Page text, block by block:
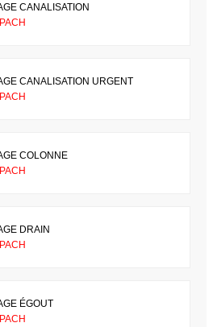
CANALISATION
CANALISATION URGENT
COLONNE
DRAIN
ÉGOUT